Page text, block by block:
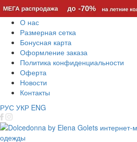
О нас
Размерная сетка
Бонусная карта
Оформление заказа
Политика конфиденциальности
Оферта
Новости
Контакты
РУС УКР ENG